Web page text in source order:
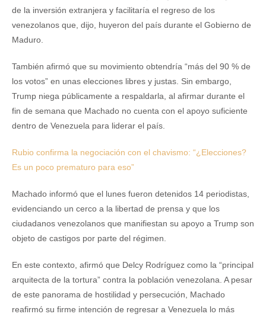
de la inversión extranjera y facilitaría el regreso de los
venezolanos que, dijo, huyeron del país durante el Gobierno de
Maduro.
También afirmó que su movimiento obtendría “más del 90 % de
los votos” en unas elecciones libres y justas. Sin embargo,
Trump niega públicamente a respaldarla, al afirmar durante el
fin de semana que Machado no cuenta con el apoyo suficiente
dentro de Venezuela para liderar el país.
Rubio confirma la negociación con el chavismo: “¿Elecciones?
Es un poco prematuro para eso”
Machado informó que el lunes fueron detenidos 14 periodistas,
evidenciando un cerco a la libertad de prensa y que los
ciudadanos venezolanos que manifiestan su apoyo a Trump son
objeto de castigos por parte del régimen.
En este contexto, afirmó que Delcy Rodríguez como la “principal
arquitecta de la tortura” contra la población venezolana. A pesar
de este panorama de hostilidad y persecución, Machado
reafirmó su firme intención de regresar a Venezuela lo más